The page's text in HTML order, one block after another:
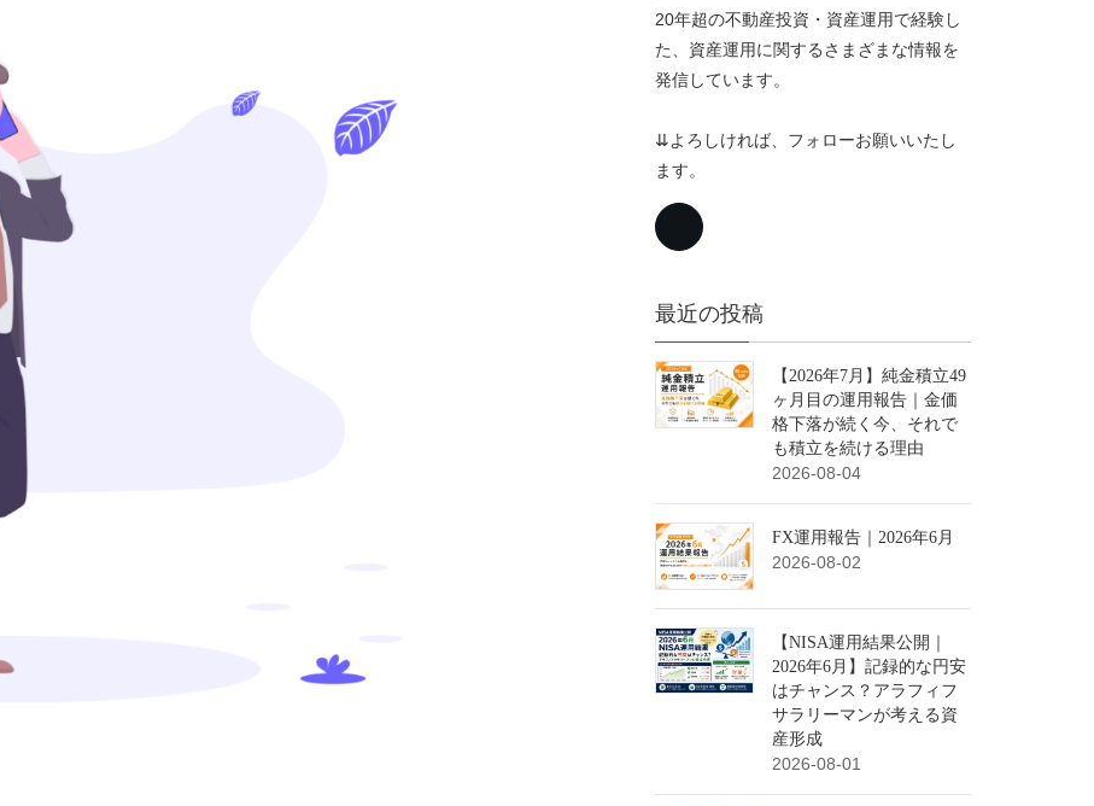
20年超の不動産投資・資産運用で経験し
た、資産運用に関するさまざまな情報を
発信しています。
⇊よろしければ、フォローお願いいたし
ます。
最近の投稿
【2026年7月】純金積立49
ヶ月目の運用報告｜金価
格下落が続く今、それで
も積立を続ける理由
2026-08-04
FX運用報告｜2026年6月
2026-08-02
【NISA運用結果公開｜
2026年6月】記録的な円安
はチャンス？アラフィフ
サラリーマンが考える資
産形成
2026-08-01